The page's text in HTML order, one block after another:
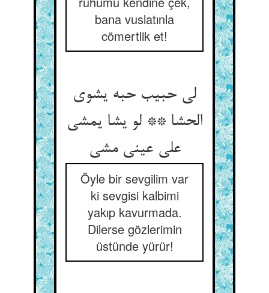
bana vuslatınla
cömertlik et!
لی حبیب حبه یشوی
الحشا ** لو یشا یمشی
علی عینی مشی
Öyle bir sevgilim var
ki sevgisi kalbimi
yakıp kavurmada.
Dilerse gözlerimin
üstünde yürür!